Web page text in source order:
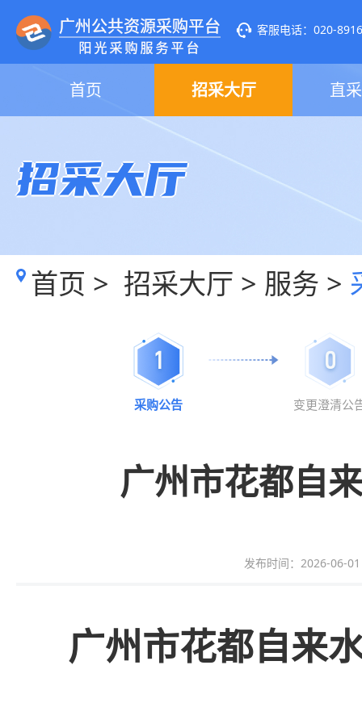
客服电话：020-
首页 招采大厅 直
招采大厅
首页 > 招采大厅 > 服务 >
1
采购公告
0
变更澄清公
广州市花都自
发布时间：2026-06-
广州市花都自来